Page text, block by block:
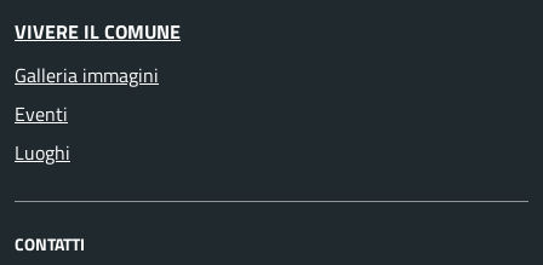
VIVERE IL COMUNE
Galleria immagini
Eventi
Luoghi
CONTATTI